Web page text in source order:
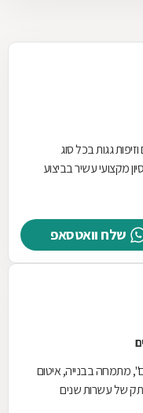
גגות בכל סוג
מקצועי עשיר בביצוע
שלח וואטסאפ
מתמחה בבנייה, איטום
של עשרות שנים